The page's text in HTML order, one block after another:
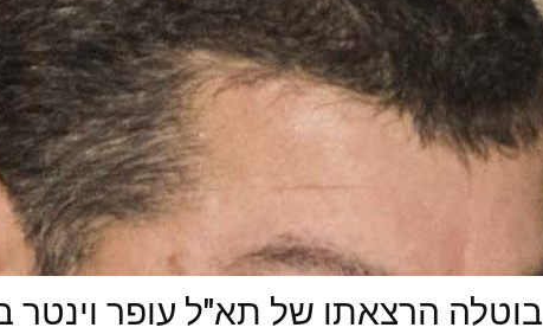
בוטלה הרצאתו של תא"ל עופר וינטר